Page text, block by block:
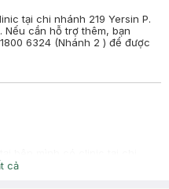
tại chi nhánh 219 Yersin P.
Nếu cần hỗ trợ thêm, bạn
6324 (Nhánh 2 ) để được
TP. Thủ Dầu Một. Bạn tiện
cả